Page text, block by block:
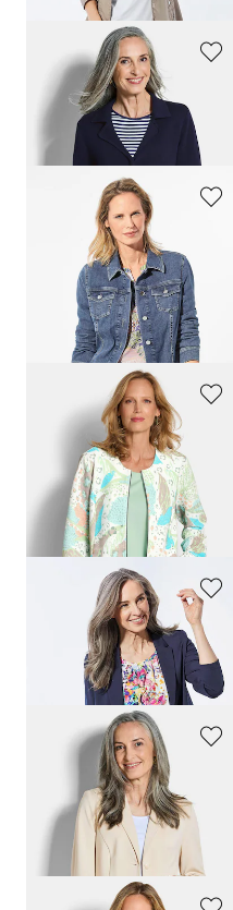
GOLDNER
109,95 €
109,95 €159,95 €
30-Tage-Bestpreis**: 139,95 €
Jersey-Jacke mit Ottomanstruktur
139,95 €
30-Tage-Bestpreis**: 89,95 € (-11%)
GOLDNER
Jersey-Blazer mit Reverskragen
89,95 € 109,95 €